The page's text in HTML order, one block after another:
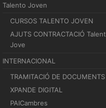
Talento Joven
CURSOS TALENTO JOVEN
AJUTS CONTRACTACIÓ Talent
Jove
INTERNACIONAL
TRAMITACIÓ DE DOCUMENTS
XPANDE DIGITAL
PAICambres